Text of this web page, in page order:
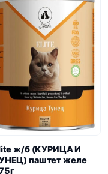
ж/б (КУРИЦА И
паштет желе